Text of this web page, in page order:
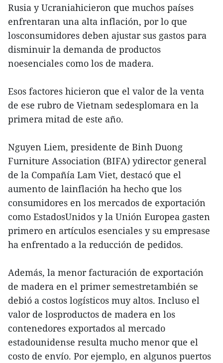
Rusia y Ucraniahicieron que muchos países
enfrentaran una alta inflación, por lo que
losconsumidores deben ajustar sus gastos para
disminuir la demanda de productos
noesenciales como los de madera.
Esos factores hicieron que el valor de la venta
de ese rubro de Vietnam sedesplomara en la
primera mitad de este año.
Nguyen Liem, presidente de Binh Duong
Furniture Association (BIFA) ydirector general
de la Compañía Lam Viet, destacó que el
aumento de lainflación ha hecho que los
consumidores en los mercados de exportación
como EstadosUnidos y la Unión Europea gasten
primero en artículos esenciales y su empresase
ha enfrentado a la reducción de pedidos.
Además, la menor facturación de exportación
de madera en el primer semestretambién se
debió a costos logísticos muy altos. Incluso el
valor de losproductos de madera en los
contenedores exportados al mercado
estadounidense resulta mucho menor que el
costo de envío. Por ejemplo, en algunos puertos